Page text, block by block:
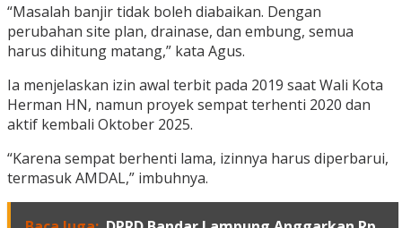
“Masalah banjir tidak boleh diabaikan. Dengan
perubahan site plan, drainase, dan embung, semua
harus dihitung matang,” kata Agus.
Ia menjelaskan izin awal terbit pada 2019 saat Wali Kota
Herman HN, namun proyek sempat terhenti 2020 dan
aktif kembali Oktober 2025.
“Karena sempat berhenti lama, izinnya harus diperbarui,
termasuk AMDAL,” imbuhnya.